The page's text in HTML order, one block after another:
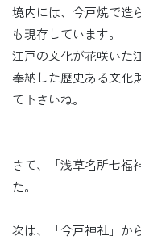
境内には、今戸焼で造
も現存しています。
江戸の文化が花咲いた
奉納した歴史ある文化
て下さいね。
さて、「浅草名所七福
た。
次は、「今戸神社」か